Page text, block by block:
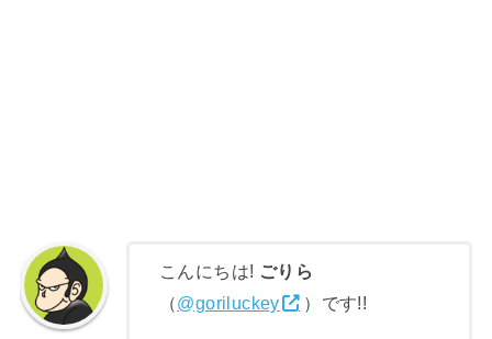
こんにちは! ごりら
（@goriluckey ）です!!